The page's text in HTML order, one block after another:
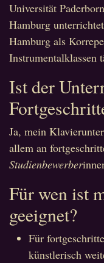
Universität
Hamburg
Hamburg als
Instrumentalklassen
Ist der
Ja, mein
allem an
Studienbewerber
Für wen ist
geeignet?
Für
künstlerisch